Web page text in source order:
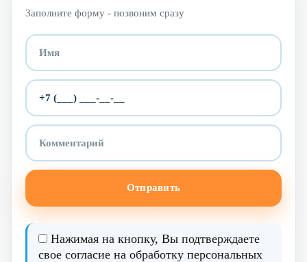
Заполните форму - позвоним сразу
Отправить
Нажимая на кнопку, Вы подтверждаете
свое согласие на обработку персональных